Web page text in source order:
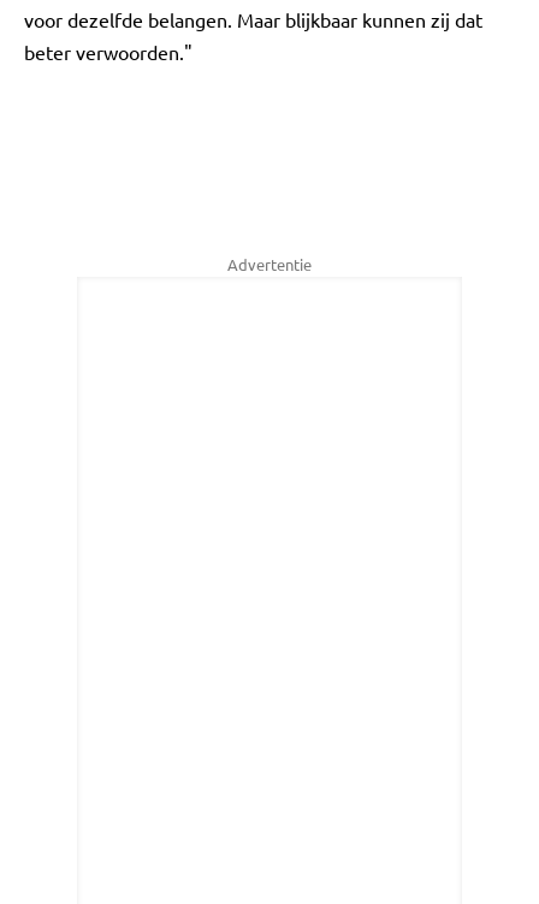
voor dezelfde belangen. Maar blijkbaar kunnen zij dat
beter verwoorden."
Advertentie